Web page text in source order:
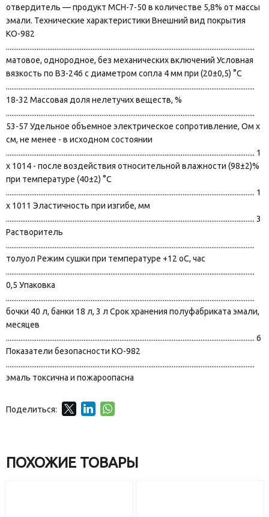
отвердитель — продукт МСН-7-50 в количестве 5,8% от массы
эмали. Технические характеристики Внешний вид покрытия
КО-982
..........................................................................................................................................
матовое, однородное, без механических включений Условная
вязкость по ВЗ-246 с диаметром сопла 4 мм при (20±0,5) °С
..........................................................................................................................................
18-32 Массовая доля нелетучих веществ, %
..........................................................................................................................................
53-57 Удельное объемное электрическое сопротивление, Ом х
см, не менее - в исходном состоянии
.......................................................................................................................................... 1
х 1014 - после воздействия относительной влажности (98±2)%
при температуре (40±2) °С
.......................................................................................................................................... 1
х 1011 Эластичность при изгибе, мм
.......................................................................................................................................... 3
Растворитель
..........................................................................................................................................
толуол Режим сушки при температуре +12 оС, час
..........................................................................................................................................
0,5 Упаковка
..........................................................................................................................................
бочки 40 л, банки 18 л, 3 л Срок хранения полуфабриката эмали,
месяцев
.......................................................................................................................................... 6
Показатели безопасности КО-982
..........................................................................................................................................
эмаль токсична и пожароопасна
Поделиться:
ПОХОЖИЕ ТОВАРЫ